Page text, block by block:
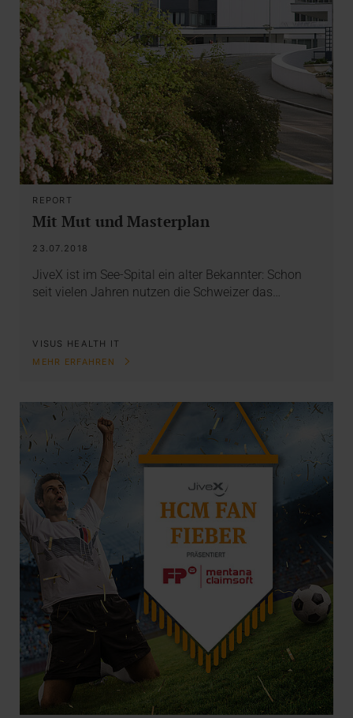
REPORT
Mit Mut und Masterplan
23.07.2018
JiveX ist im See-Spital ein alter Bekannter: Schon
seit vielen Jahren nutzen die Schweizer das…
VISUS HEALTH IT
MEHR ERFAHREN